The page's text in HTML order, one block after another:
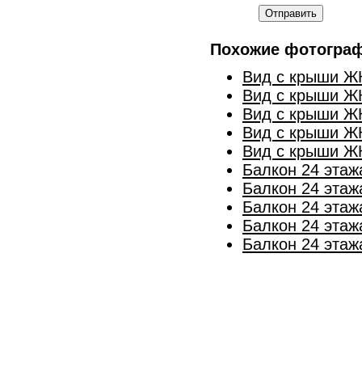
Отправить
Похожие
Вид с крыши
Вид с крыши
Вид с крыши
Вид с крыши
Вид с крыши
Балкон 24
Балкон 24
Балкон 24
Балкон 24
Балкон 24